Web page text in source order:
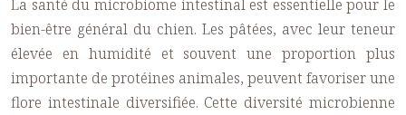
La santé du microbiome intestinal est essentielle pour le
bien-être général du chien. Les pâtées, avec leur teneur
élevée en humidité et souvent une proportion plus
importante de protéines animales, peuvent favoriser une
flore intestinale diversifiée. Cette diversité microbienne